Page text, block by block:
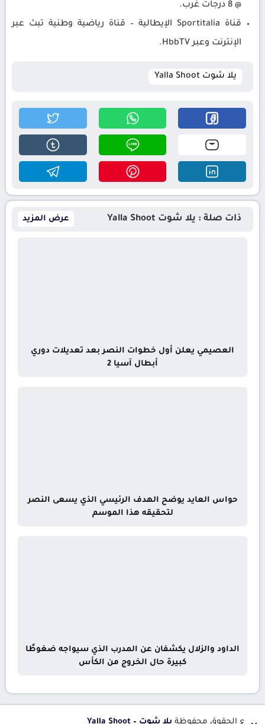
@ 8 درجات غرب.
قناة Sportitalia الإيطالية – قناة رياضية وطنية تبث عبر
الإنترنت وعبر HbbTV.
يلا شوت Yalla Shoot
ذات صلة : يلا شوت Yalla Shoot عرض المزيد
العصيمي يعلن أول خطوات النصر بعد تعديلات دوري
أبطال آسيا 2
حواس العايد يوضح الهدف الرئيسي الذي يسعى النصر
لتحقيقه هذا الموسم
الداود والزلال يكشفان عن المدرب الذي سيواجه ضغوطًا
كبيرة حال الخروج من الكأس
جميع الحقوق محفوظة يلا شوت – Yalla Shoot